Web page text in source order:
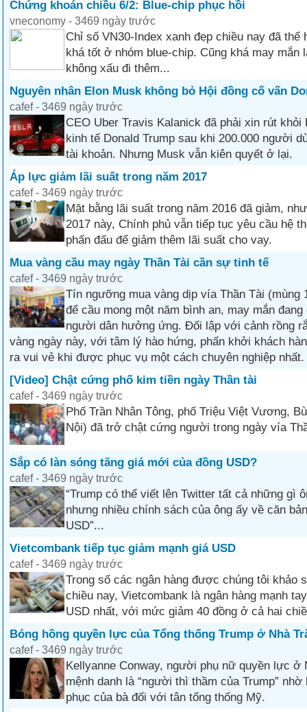
Chứng khoán chiều 6/2: Blue-chip phục hồi
vneconomy - 3469 ngày trước
Chỉ số VN30-Index xanh đẹp chiều nay đã thể
khá tốt ở nhóm blue-chip. Cũng khá may mắn
không xấu đi thêm...
Nguyên nhân Elon Musk không bỏ Hội đồng cố vấn
cafef - 3469 ngày trước
CEO Uber Travis Kalanick đã phải xin rút khỏi
kinh tế Donald Trump sau khi 200.000 người
tài khoản. Nhưng Musk vẫn kiên quyết ở lại.
Áp lực giảm lãi suất trong năm 2017
cafef - 3469 ngày trước
Mặt bằng lãi suất trong năm 2016 đã giảm,
2017 này, Chính phủ vẫn tiếp tục yêu cầu hệ
phấn đấu để giảm thêm lãi suất cho vay.
Mua vàng cầu may ngày Thần Tài cần sự tinh tế
cafef - 3469 ngày trước
Tín ngưỡng mua vàng dịp vía Thần Tài (mùng
để cầu mong một năm bình an, may mắn
người dân hưởng ứng. Đối lập với cảnh rồng
vàng ngày này, với tâm lý hào hứng, phấn khởi khách
ra vui vẻ khi được phục vụ một cách chuyên nghiệp nhất.
[Video] Chật cứng phố kim tiền ngày Thần tài
cafef - 3469 ngày trước
Phố Trần Nhân Tông, phố Triệu Việt Vương,
Nội) đã trở chật cứng người trong ngày vía
Sắp có làn sóng tăng giá mới của đồng USD?
cafef - 3469 ngày trước
“Trump có thể viết lên Twitter tất cả những gì
nhưng nhiều chính sách của ông ấy về căn
USD”...
Vietcombank tiếp tục giảm mạnh giá USD
cafef - 3469 ngày trước
Trong số các ngân hàng được chúng tôi khảo
chiều nay, Vietcombank là ngân hàng mạnh
USD nhất, với mức giảm 40 đồng ở cả hai
Bóng hồng quyền lực của Tổng thống Trump ở Nhà
cafef - 3469 ngày trước
Kellyanne Conway, người phụ nữ quyền lực ở
mệnh danh là “người thì thầm của Trump” nhờ
phục của bà đối với tân tổng thống Mỹ.